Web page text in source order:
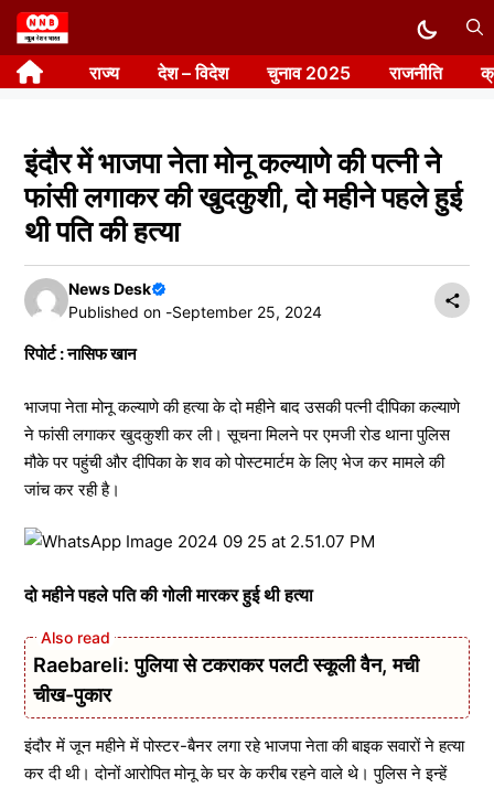
Skip
to
content राज्य देश – विदेश चुनाव 2025 राजनीति
इंदौर में भाजपा नेता मोनू कल्याणे की पत्नी ने
फांसी लगाकर की खुदकुशी, दो महीने पहले हुई
थी पति की हत्या
News Desk
Published on -September 25, 2024
रिपोर्ट : नासिफ खान
भाजपा नेता मोनू कल्याणे की हत्या के दो महीने बाद उसकी पत्नी दीपिका कल्याणे
ने फांसी लगाकर खुदकुशी कर ली। सूचना मिलने पर एमजी रोड थाना पुलिस
मौके पर पहुंची और दीपिका के शव को पोस्टमार्टम के लिए भेज कर मामले की
जांच कर रही है।
दो महीने पहले पति की गोली मारकर हुई थी हत्या
Raebareli: पुलिया से टकराकर पलटी स्कूली वैन, मची
चीख-पुकार
इंदौर में जून महीने में पोस्टर-बैनर लगा रहे भाजपा नेता की बाइक सवारों ने हत्या
कर दी थी। दोनों आरोपित मोनू के घर के करीब रहने वाले थे। पुलिस ने इन्हें